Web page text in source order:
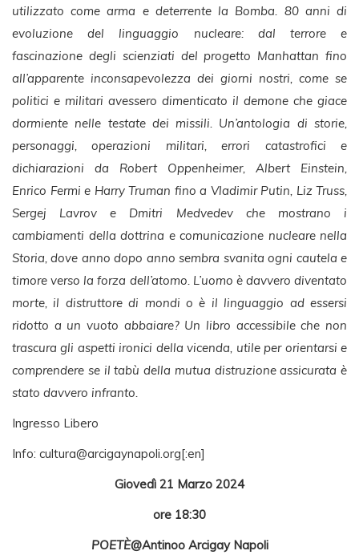
utilizzato come arma e deterrente la Bomba. 80 anni di
evoluzione del linguaggio nucleare: dal terrore e
fascinazione degli scienziati del progetto Manhattan fino
all’apparente inconsapevolezza dei giorni nostri, come se
politici e militari avessero dimenticato il demone che giace
dormiente nelle testate dei missili. Un’antologia di storie,
personaggi, operazioni militari, errori catastrofici e
dichiarazioni da Robert Oppenheimer, Albert Einstein,
Enrico Fermi e Harry Truman fino a Vladimir Putin, Liz Truss,
Sergej Lavrov e Dmitri Medvedev che mostrano i
cambiamenti della dottrina e comunicazione nucleare nella
Storia, dove anno dopo anno sembra svanita ogni cautela e
timore verso la forza dell’atomo. L’uomo è davvero diventato
morte, il distruttore di mondi o è il linguaggio ad essersi
ridotto a un vuoto abbaiare? Un libro accessibile che non
trascura gli aspetti ironici della vicenda, utile per orientarsi e
comprendere se il tabù della mutua distruzione assicurata è
stato davvero infranto.
Ingresso Libero
Info: cultura@arcigaynapoli.org[:en]
Giovedì 21 Marzo 2024
ore 18:30
POETÈ@Antinoo Arcigay Napoli